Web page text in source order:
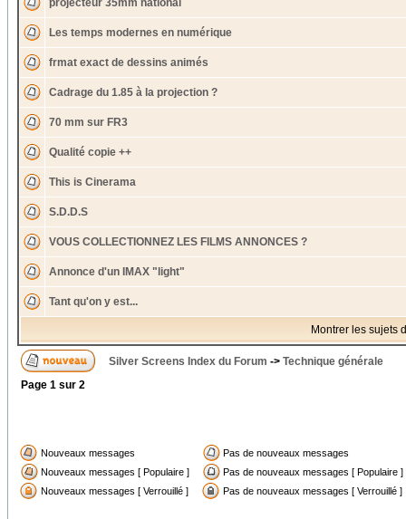
projecteur 35mm national
Les temps modernes en numérique
frmat exact de dessins animés
Cadrage du 1.85 à la projection ?
70 mm sur FR3
Qualité copie ++
This is Cinerama
S.D.D.S
VOUS COLLECTIONNEZ LES FILMS ANNONCES ?
Annonce d'un IMAX "light"
Tant qu'on y est...
Montrer les sujets
Silver Screens Index du Forum -> Technique générale
Page 1 sur 2
Nouveaux messages
Pas de nouveaux messages
Nouveaux messages [ Populaire ]
Pas de nouveaux messages [ Populaire ]
Nouveaux messages [ Verrouillé ]
Pas de nouveaux messages [ Verrouillé ]